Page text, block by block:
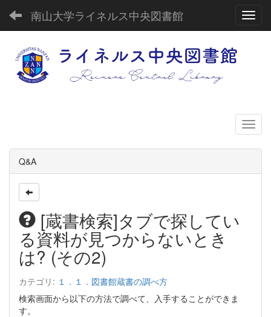
南山大学ライネルス中央図書館
Q&A
[蔵書検索]タブで探してい
る資料が見つからないとき
は? (その2)
カテゴリ: １．１．図書館蔵書の調べ方
検索画面から以下の方法で調べて、入手することができま
す。